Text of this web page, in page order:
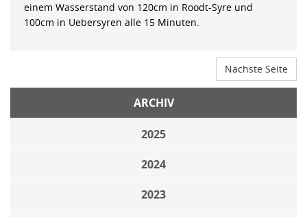
einem Wasserstand von 120cm in Roodt-Syre und
100cm in Uebersyren alle 15 Minuten.
Nächste Seite
ARCHIV
2025
2024
2023